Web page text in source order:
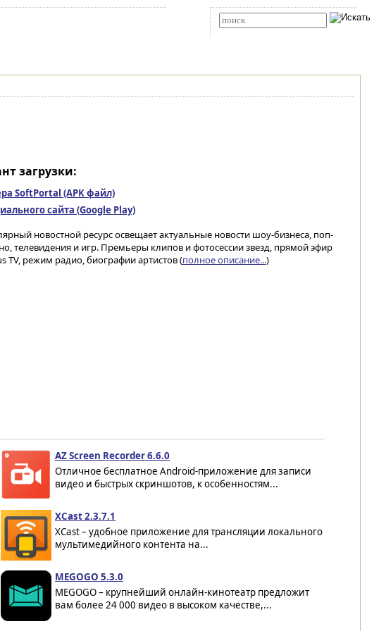
загрузки:
SoftPortal (APK файл)
сайта (Google Play)
новостной ресурс освещает актуальные новости шоу-бизнеса, поп-
телевидения и игр. Премьеры клипов и фотосессии звезд, прямой эфир
TV, режим радио, биографии артистов (полное описание...)
AZ Screen Recorder 6.6.0
Отличное бесплатное Android-приложение для записи
видео и быстрых скриншотов, к особенностям...
XCast 2.3.7.1
XCast – удобное приложение для трансляции локального
мультимедийного контента на...
MEGOGO 5.3.0
MEGOGO – крупнейший онлайн-кинотеатр предложит
вам более 24 000 видео в высоком качестве,...